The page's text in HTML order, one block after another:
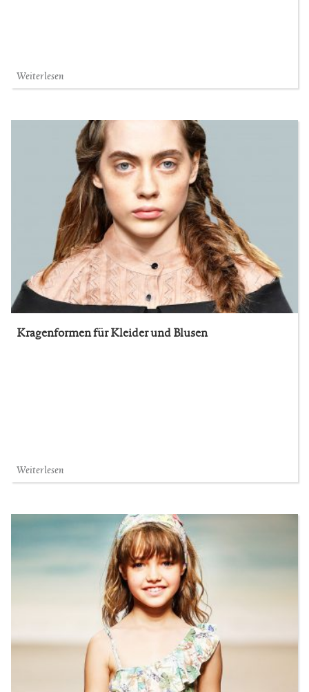
Weiterlesen
Kragenformen für Kleider und Blusen
Weiterlesen